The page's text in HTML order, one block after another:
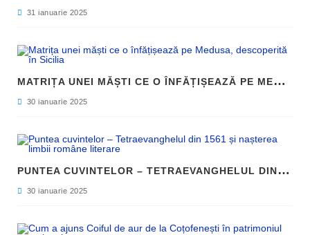
31 ianuarie 2025
M
ATRIȚA UNEI MĂȘTI CE O ÎNFĂȚIȘEAZĂ PE MEDUSA, DESCOPERITĂ ÎN SICILIA
30 ianuarie 2025
P
UNTEA CUVINTELOR – TETRAEVANGHELUL DIN 1561 ȘI NAȘTEREA LIMBII ROMÂNE LITERARE
30 ianuarie 2025